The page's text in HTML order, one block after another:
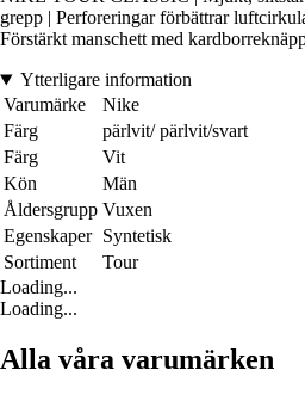
grepp | Perforeringar förbättrar
Förstärkt manschett med
Ytterligare information
Varumärke
Nike
Färg
pärlvit/ pärlvit/svart
Färg
Vit
Kön
Män
Åldersgrupp Vuxen
Egenskaper Syntetisk
Sortiment
Tour
Loading...
Loading...
Alla våra varumärken